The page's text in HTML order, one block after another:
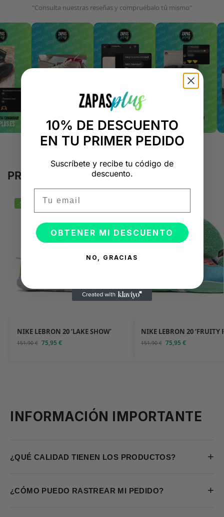
"Consulta nuestras reseñas y compruébalo tú mismo"
PRODUCTOS RELACIONADOS
-50%
NIKE LEBRON 20 ‘LAKE SHOW’
151,90€ 75,95€
NIKE LEBRON 20 ‘FRUITY
151,90€ 75,95€
INFORMACIÓN IMPORTANTE
¿QUÉ CALIDAD TIENEN LOS PRODUCTOS? +
¿CÓMO PUEDO RASTREAR MI PEDIDO? +
10% DE DESCUENTO
EN TU PRIMER PEDIDO
Suscríbete y recibe tu código de
descuento.
OBTENER MI DESCUENTO
NO, GRACIAS